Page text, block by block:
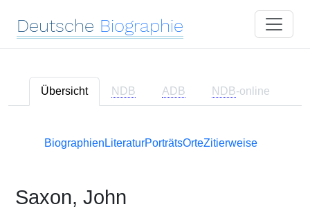
Deutsche Biographie
Übersicht NDB ADB NDB-online
Biographien LiteraturPorträtsOrteZitierweise
Saxon, John